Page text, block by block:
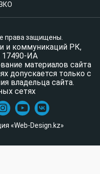
права защищены.
и коммуникаций РК,
17490-ИА
материалов сайта
допускается только с
владельца сайта.
сетях
«Web-Design.kz»